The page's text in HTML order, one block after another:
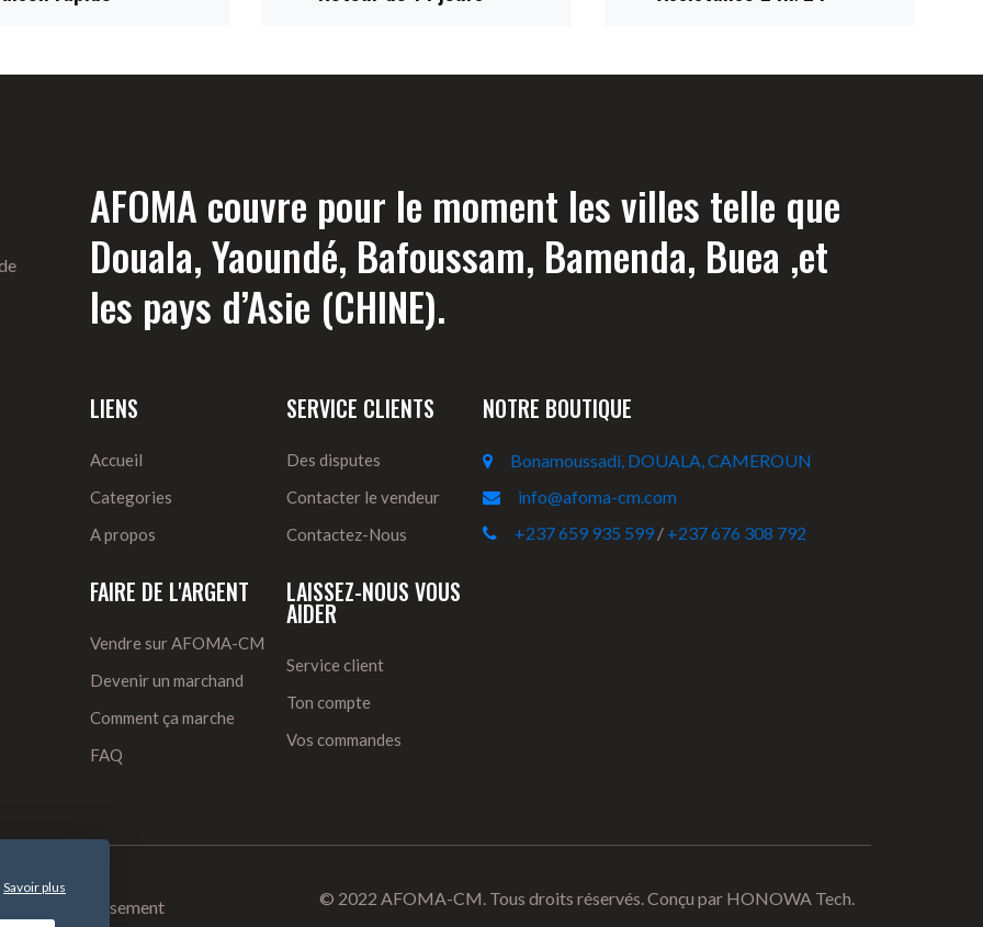
AFOMA couvre pour le moment les villes telle que
Douala, Yaoundé, Bafoussam, Bamenda, Buea ,et
les pays d’Asie (CHINE).
LIENS
Accueil
Categories
A propos
SERVICE CLIENTS
Des disputes
Contacter le vendeur
Contactez-Nous
FAIRE DE L'ARGENT
Vendre sur AFOMA-CM
Devenir un marchand
Comment ça marche
FAQ
LAISSEZ-NOUS VOUS
AIDER
Service client
Ton compte
Vos commandes
NOTRE BOUTIQUE
Bonamoussadi, DOUALA, CAMEROUN
info@afoma-cm.com
+237 659 935 599 / +237 676 308 792
de remboursement © 2022 AFOMA-CM. Tous droits réservés. Conçu par HONOWA Tech.
Savoir plus